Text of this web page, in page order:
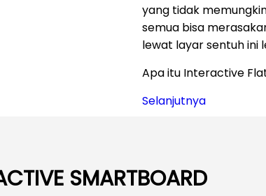
yang tidak
semua bisa
lewat layar sentuh ini
Apa itu Interactive
Selanjutnya
SMARTBOARD